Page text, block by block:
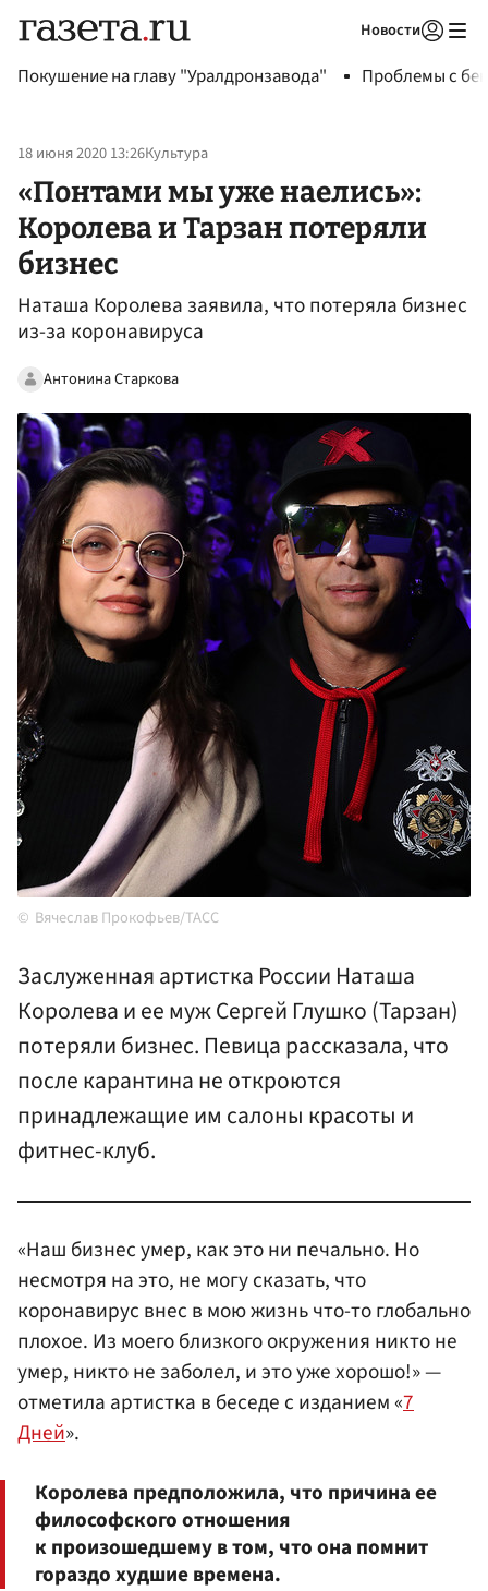
Новости
Покушение на главу "Уралдронзавода" Проблемы с
18 июня 2020 13:26Культура
«Понтами мы уже наелись»:
Королева и Тарзан потеряли
бизнес
Наташа Королева заявила, что потеряла бизнес
из-за коронавируса
Антонина Старкова
Вячеслав Прокофьев/ТАСС
Заслуженная артистка России Наташа
Королева и ее муж Сергей Глушко (Тарзан)
потеряли бизнес. Певица рассказала, что
после карантина не откроются
принадлежащие им салоны красоты и
фитнес-клуб.
«Наш бизнес умер, как это ни печально. Но
несмотря на это, не могу сказать, что
коронавирус внес в мою жизнь что-то глобально
плохое. Из моего близкого окружения никто не
умер, никто не заболел, и это уже хорошо!» —
отметила артистка в беседе с изданием «7
Дней».
Королева предположила, что причина ее
философского отношения
к произошедшему в том, что она помнит
гораздо худшие времена.